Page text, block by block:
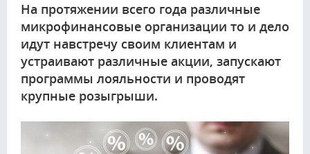
На протяжении всего года различные
микрофинансовые организации то и дело
идут навстречу своим клиентам и
устраивают различные акции, запускают
программы лояльности и проводят
крупные розыгрыши.